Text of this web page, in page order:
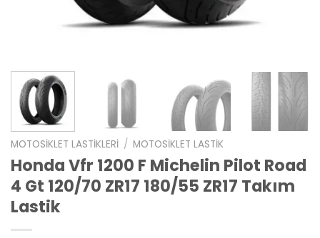
MOTOSIKLET LASTIKLERI / MOTOSIKLET LASTIK
Honda Vfr 1200 F Michelin Pilot Road
4 Gt 120/70 ZR17 180/55 ZR17 Takım
Lastik